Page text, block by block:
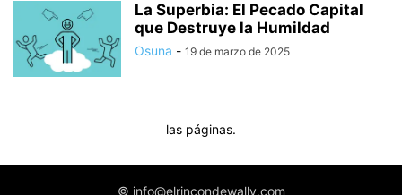
La Superbia: El Pecado Capital
que Destruye la Humildad
Osuna - 19 de marzo de 2025
las páginas.
© info@elrincondewally.com